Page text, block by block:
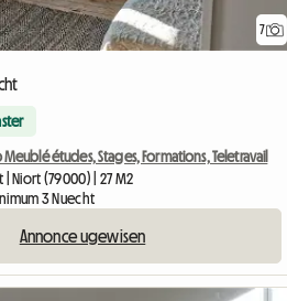
7
Meublé études, Stages, Formations, Teletravail
Niort (79000) | 27 M2
3 Nuecht
Annonce ugewisen